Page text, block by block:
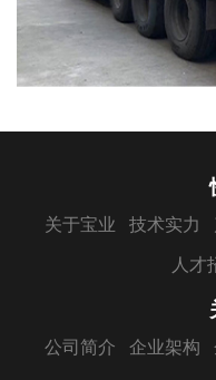
关于宝业 技术实力
人才
公司简介 企业架构